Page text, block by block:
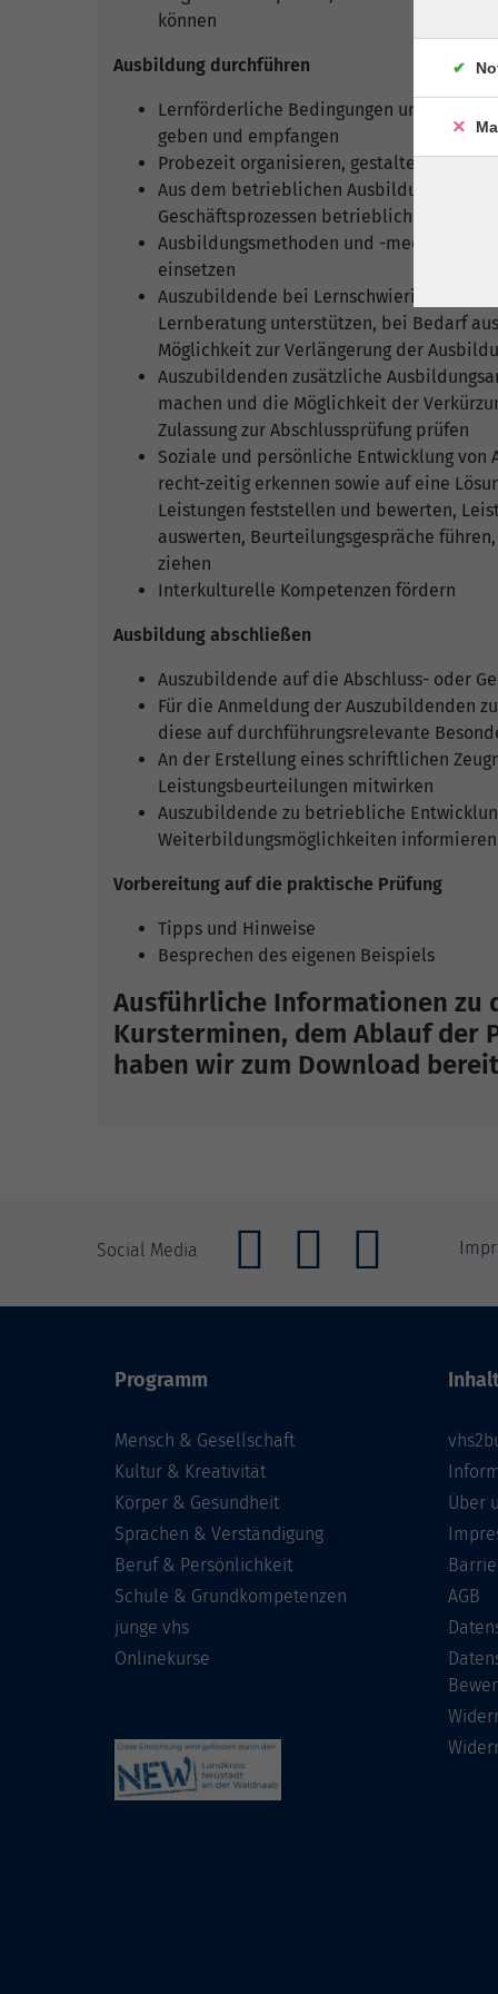
können
Ausbildung durchführen
Lernförderliche Bedingungen und eine
geben und empfangen
Probezeit organisieren, gestalten und
Aus dem betrieblichen Ausbildungsplan
Geschäftsprozessen betriebliche Lern-
Ausbildungsmethoden und -medien
einsetzen
Auszubildende bei Lernschwierigkeiten
Lernberatung unterstützen, bei Bedarf
Möglichkeit zur Verlängerung der
Auszubildenden zusätzliche
machen und die Möglichkeit der
Zulassung zur Abschlussprüfung prüfen
Soziale und persönliche Entwicklung
recht-zeitig erkennen sowie auf eine
Leistungen feststellen und bewerten,
auswerten, Beurteilungsgespräche
ziehen
Interkulturelle Kompetenzen fördern
Ausbildung abschließen
Auszubildende auf die Abschluss- oder
Für die Anmeldung der Auszubildenden
diese auf durchführungsrelevante
An der Erstellung eines schriftlichen
Leistungsbeurteilungen mitwirken
Auszubildende zu betriebliche
Weiterbildungsmöglichkeiten
Vorbereitung auf die praktische Prüfung
Tipps und Hinweise
Besprechen des eigenen Beispiels
Ausführliche Informationen zu
Kursterminen, dem Ablauf der
haben wir zum Download
Social Media
Programm
Mensch & Gesellschaft
Kultur & Kreativität
Körper & Gesundheit
Sprachen & Verständigung
Beruf & Persönlichkeit
Schule & Grundkompetenzen
junge vhs
Onlinekurse
Über
AGB